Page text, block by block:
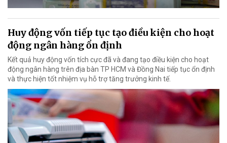
Huy động vốn tiếp tục tạo điều kiện cho hoạt
động ngân hàng ổn định
Kết quả huy động vốn tích cực đã và đang tạo điều kiện cho hoạt
động ngân hàng trên địa bàn TP HCM và Đồng Nai tiếp tục ổn định
và thực hiện tốt nhiệm vụ hỗ trợ tăng trưởng kinh tế.